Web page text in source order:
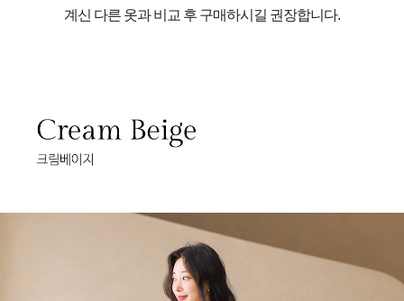
계신 다른 옷과 비교 후 구매하시길 권장합니다.